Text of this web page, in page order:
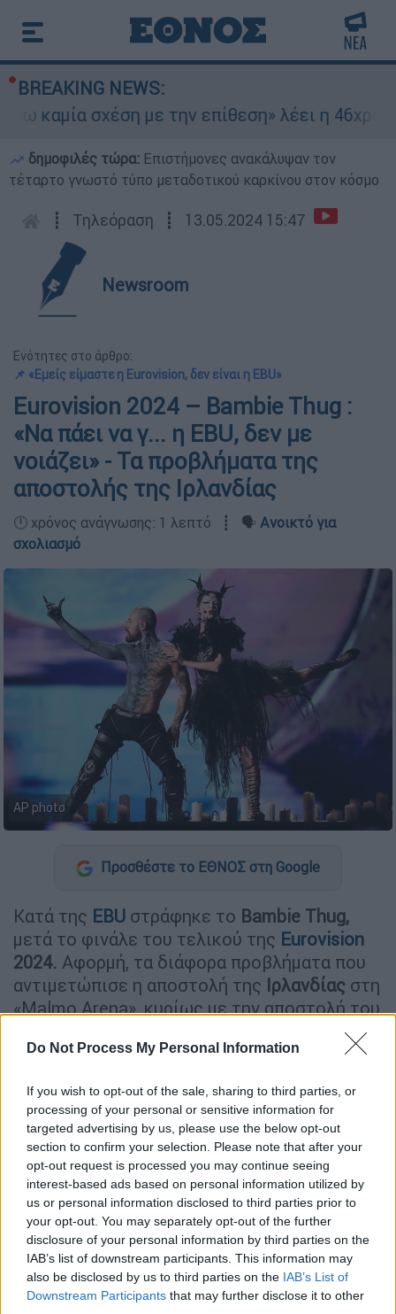
Do Not Process My Personal Information
If you wish to opt-out of the sale, sharing to third parties, or
processing of your personal or sensitive information for
targeted advertising by us, please use the below opt-out
section to confirm your selection. Please note that after your
opt-out request is processed you may continue seeing
interest-based ads based on personal information utilized by
us or personal information disclosed to third parties prior to
your opt-out. You may separately opt-out of the further
disclosure of your personal information by third parties on the
IAB’s list of downstream participants. This information may
also be disclosed by us to third parties on the IAB’s List of
Downstream Participants that may further disclose it to other
BREAKING NEWS:
σχέση με την επίθεση» λέει η 46χρονη
δημοφιλές τώρα: Επιστήμονες ανακάλυψαν τον
τέταρτο γνωστό τύπο μεταδοτικού καρκίνου στον κόσμο
┋ Τηλεόραση ┋ 13.05.2024 15:47
Newsroom
Ενότητες στο άρθρο:
📌 «Εμείς είμαστε η Eurovision, δεν είναι η EBU»
Eurovision 2024 – Bambie Thug :
«Να πάει να γ... η EBU, δεν με
νοιάζει» - Τα προβλήματα της
αποστολής της Ιρλανδίας
🕛 χρόνος ανάγνωσης: 1 λεπτό ┋ 🗣️ Ανοικτό για
σχολιασμό
AP photo
Προσθέστε το ΕΘΝΟΣ στη Google
Κατά της EBU στράφηκε το Bambie Thug,
μετά το φινάλε του τελικού της Eurovision
2024. Αφορμή, τα διάφορα προβλήματα που
αντιμετώπισε η αποστολή της Ιρλανδίας στη
«Malmo Arena», κυρίως με την αποστολή του
Ισραήλ. Το Bambie Thug από την Ιρλανδία,
αφού μετά το τέλος του τελικού, εξαπέλυσε
αλλά και γενικότερα κατά του ΚΑΝ, του
εθνικού ραδιοτηλεοπτικού φορέα της
χώρας.